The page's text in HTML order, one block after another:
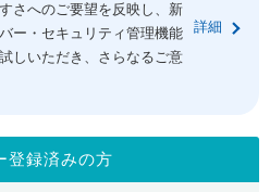
facebook
さへのご要望を反映し、新
ー・セキュリティ管理機能
しいただき、さらなるご意
詳細
登録済みの方